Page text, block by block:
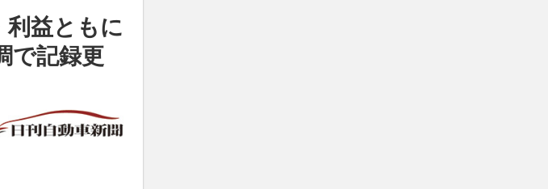
利益ともに
で記録更